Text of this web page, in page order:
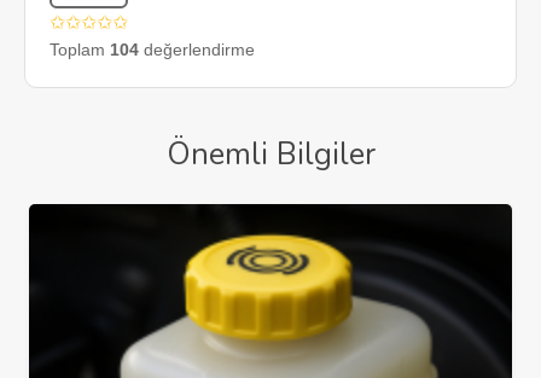
✩✩✩✩✩
Toplam 104 değerlendirme
Önemli Bilgiler